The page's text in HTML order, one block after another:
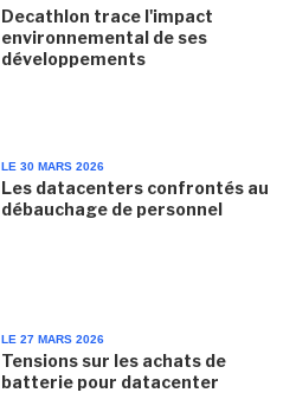
Decathlon trace l'impact
environnemental de ses
développements
LE 30 MARS 2026
Les datacenters confrontés au
débauchage de personnel
LE 27 MARS 2026
Tensions sur les achats de
batterie pour datacenter